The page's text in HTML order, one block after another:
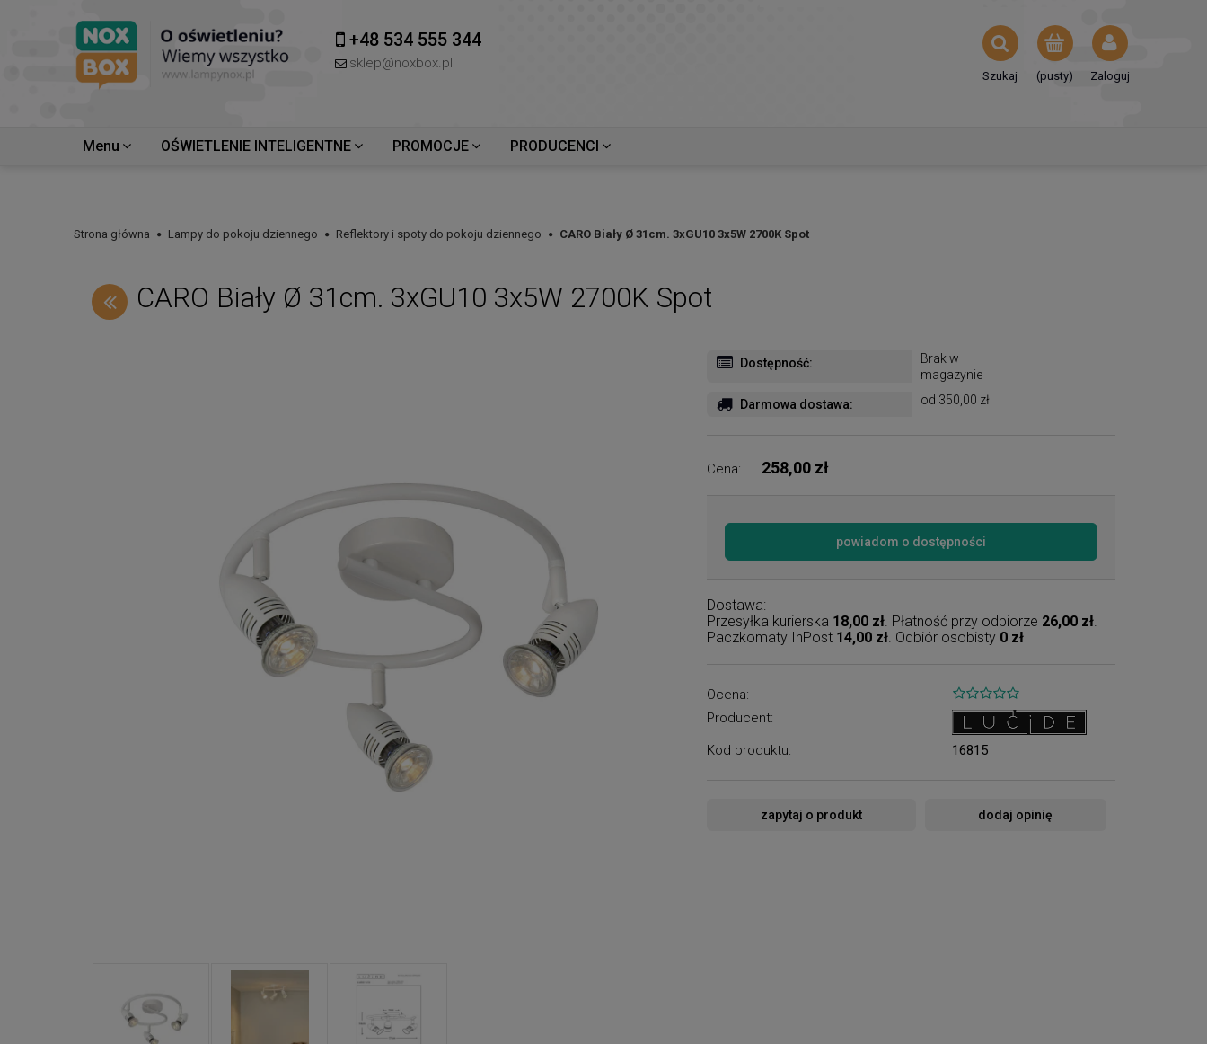
+48 534 555 344
sklep@noxbox.pl
(pusty) Zaloguj
Szukaj
Menu OŚWIETLENIE INTELIGENTNE PROMOCJE PRODUCENCI
Strona główna Lampy do pokoju dziennego Reflektory i spoty do pokoju dziennego CARO Biały Ø 31cm. 3xGU10 3x5W 2700K Spot
CARO Biały Ø 31cm. 3xGU10 3x5W 2700K Spot
Dostępność:
Brak w
magazynie
Darmowa dostawa: od 350,00 zł
Cena: 258,00 zł
powiadom o dostępności
Dostawa:
Przesyłka kurierska 18,00 zł. Płatność przy odbiorze 26,00 zł.
Paczkomaty InPost 14,00 zł. Odbiór osobisty 0 zł
Ocena:
Producent:
Kod produktu:
16815
zapytaj o produkt dodaj opinię